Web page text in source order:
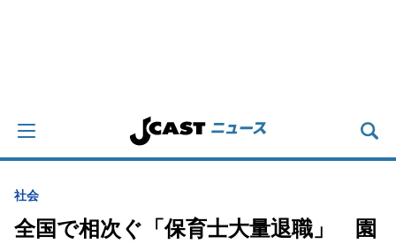
社会
全国で相次ぐ「保育士大量退職」 園